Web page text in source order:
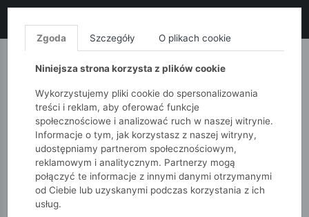
MONNARI QUIOSQUE
51015kids
Dziewczynki 2-7 lat
Pomarańczowa sukienka z cyrkowym nadrukiem - Limited
Zgoda Szczegóły O plikach cookie
Niniejsza strona korzysta z plików cookie
Wykorzystujemy pliki cookie do spersonalizowania
treści i reklam, aby oferować funkcje
społecznościowe i analizować ruch w naszej witrynie.
Informacje o tym, jak korzystasz z naszej witryny,
udostępniamy partnerom społecznościowym,
reklamowym i analitycznym. Partnerzy mogą
połączyć te informacje z innymi danymi otrzymanymi
od Ciebie lub uzyskanymi podczas korzystania z ich
usług.